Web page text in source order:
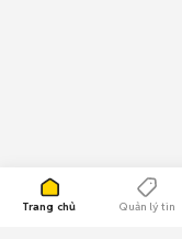
Trang chủ Quản lý tin